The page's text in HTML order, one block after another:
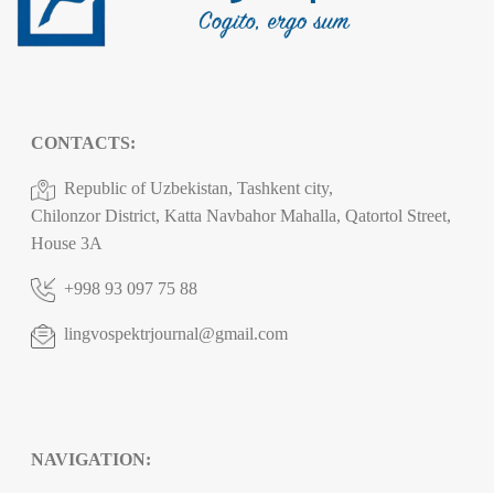
CONTACTS:
Republic of Uzbekistan, Tashkent city,
Chilonzor District, Katta Navbahor Mahalla, Qatortol Street,
House 3A
+998 93 097 75 88
lingvospektrjournal@gmail.com
NAVIGATION: